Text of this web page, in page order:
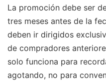
La promoción debe ser
tres meses antes de la
deben ir dirigidos
de compradores
solo funciona para
agotando, no para